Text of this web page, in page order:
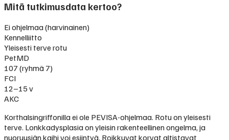
Mitä tutkimusdata kertoo?
Ei ohjelmaa (harvinainen)
Kennelliitto
Yleisesti terve rotu
PetMD
107 (ryhmä 7)
FCI
12–15 v
AKC
Korthalsingriffonilla ei ole PEVISA-ohjelmaa. Rotu on yleisesti
terve. Lonkkadysplasia on yleisin rakenteellinen ongelma, ja
nuoruusiän kaihi voi esiintyä. Roikkuvat korvat altistavat